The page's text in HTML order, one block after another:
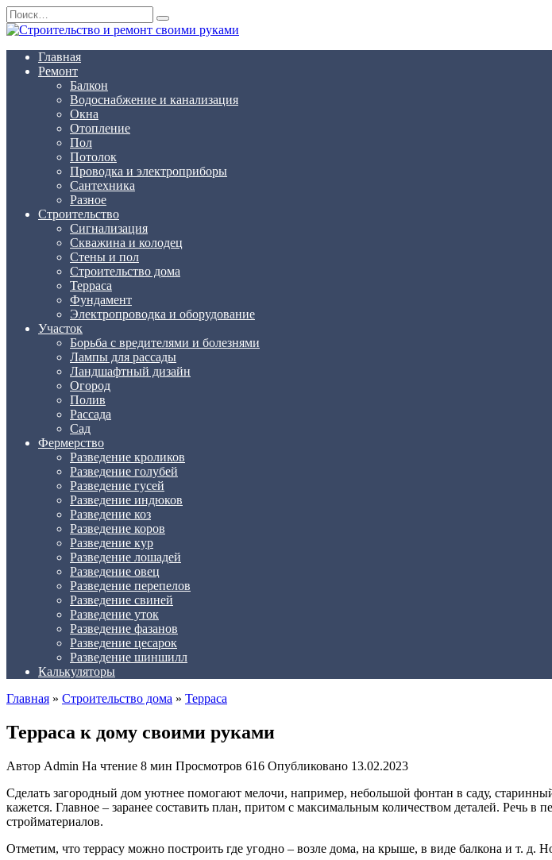
Перейти
к
содержанию
Search
for:
Главная
Ремонт
Балкон
Водоснабжение и канализация
Окна
Отопление
Пол
Потолок
Проводка и электроприборы
Сантехника
Разное
Строительство
Сигнализация
Скважина и колодец
Стены и пол
Строительство дома
Терраса
Фундамент
Электропроводка и оборудование
Участок
Борьба с вредителями и болезнями
Лампы для рассады
Ландшафтный дизайн
Огород
Полив
Рассада
Сад
Фермерство
Разведение кроликов
Разведение голубей
Разведение гусей
Разведение индюков
Разведение коз
Разведение коров
Разведение кур
Разведение лошадей
Разведение овец
Разведение перепелов
Разведение свиней
Разведение уток
Разведение фазанов
Разведение цесарок
Разведение шиншилл
Калькуляторы
Главная » Строительство дома » Терраса
Терраса к дому своими руками
Автор Admin На чтение 8 мин Просмотров 616 Опубликовано 13.02.2023
Сделать загородный дом уютнее помогают мелочи, например, небольшой фонтан в саду,
кажется. Главное – заранее составить план, притом с максимальным количеством деталей. Речь
стройматериалов.
Отметим, что террасу можно построить где угодно – возле дома, на крыше, в виде балкона и т. д.